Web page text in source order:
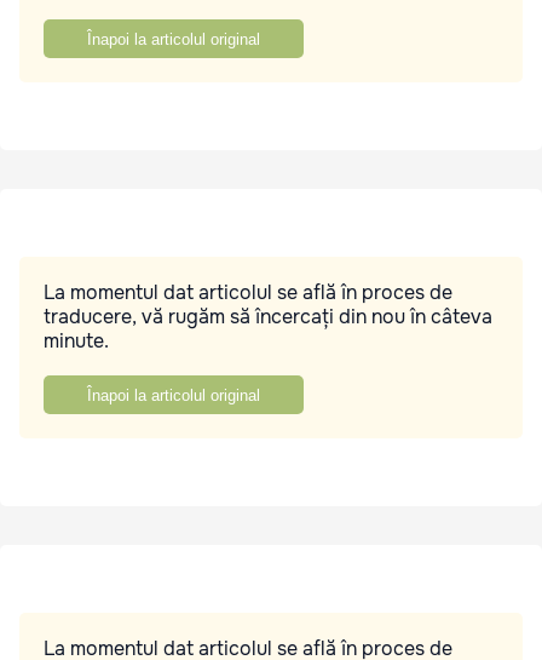
Înapoi la articolul original
La momentul dat articolul se află în proces de
traducere, vă rugăm să încercați din nou în câteva
minute.
Înapoi la articolul original
La momentul dat articolul se află în proces de